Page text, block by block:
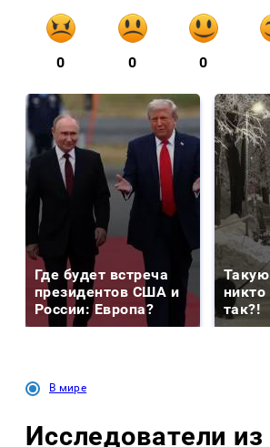
0 0 0
Где будет встреча
президентов США и
России: Европа?
так?!
В мире
Исследователи